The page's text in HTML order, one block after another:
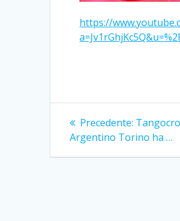
https://
articoli
Precedente: Articolo
Argentino Torino ha …